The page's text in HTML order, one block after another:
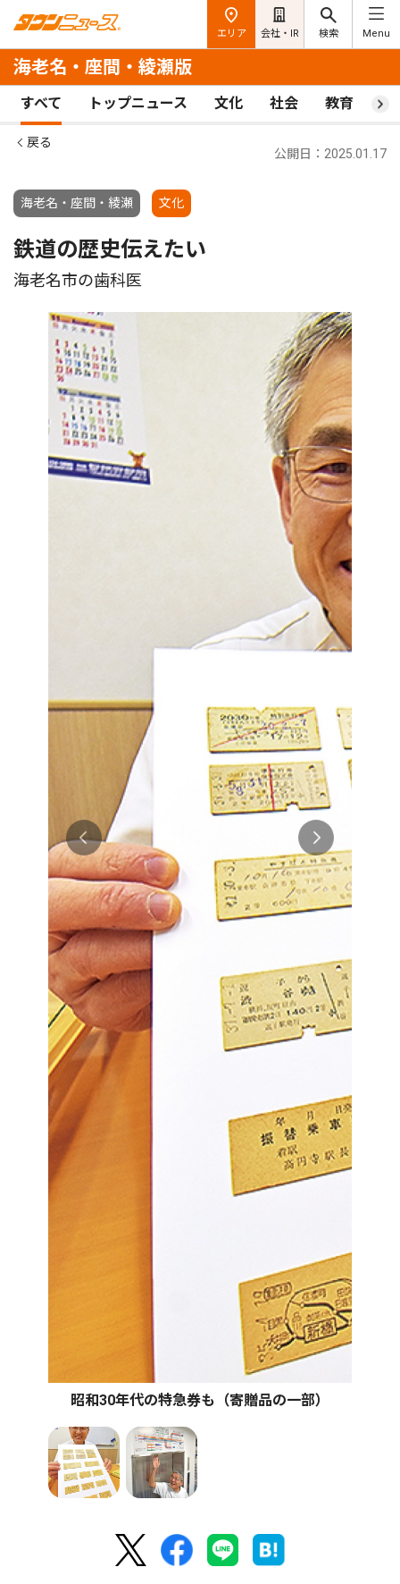
エリア 会社・IR 検索 Menu
海老名・座間・綾瀬版
すべて トップニュース 文化 社会 教育 ス
戻る
海老名・座間・綾瀬 文化
公開日：2025.01.17
鉄道の歴史伝えたい
海老名市の歯科医
昭和30年代の特急券も（寄贈品の一部）